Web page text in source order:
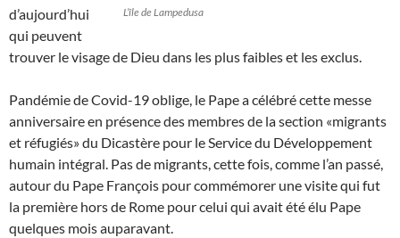
L’île de Lampedusa
d’aujourd’hui
qui peuvent
trouver le visage de Dieu dans les plus faibles et les exclus.
Pandémie de Covid-19 oblige, le Pape a célébré cette messe
anniversaire en présence des membres de la section «migrants
et réfugiés» du Dicastère pour le Service du Développement
humain intégral. Pas de migrants, cette fois, comme l’an passé,
autour du Pape François pour commémorer une visite qui fut
la première hors de Rome pour celui qui avait été élu Pape
quelques mois auparavant.